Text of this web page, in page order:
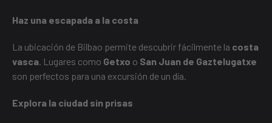
Haz una escapada a la costa
La ubicación de Bilbao permite descubrir fácilmente la costa
vasca. Lugares como Getxo o San Juan de Gaztelugatxe
son perfectos para una excursión de un día.
Explora la ciudad sin prisas